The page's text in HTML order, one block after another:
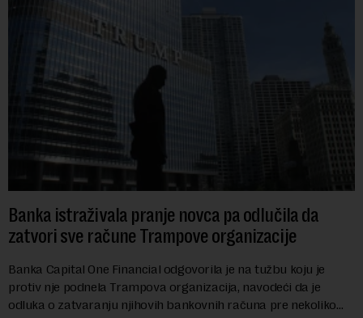
Banka istraživala pranje novca pa odlučila da
zatvori sve račune Trampove organizacije
Banka Capital One Financial odgovorila je na tužbu koju je
protiv nje podnela Trampova organizacija, navodeći da je
odluka o zatvaranju njihovih bankovnih računa pre nekoliko